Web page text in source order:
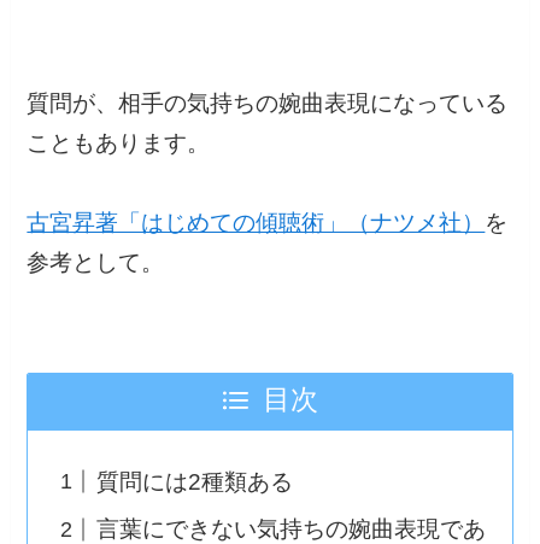
質問が、相手の気持ちの婉曲表現になっている
こともあります。
古宮昇著「はじめての傾聴術」（ナツメ社） を
参考として。
目次
質問には2種類ある
言葉にできない気持ちの婉曲表現であ